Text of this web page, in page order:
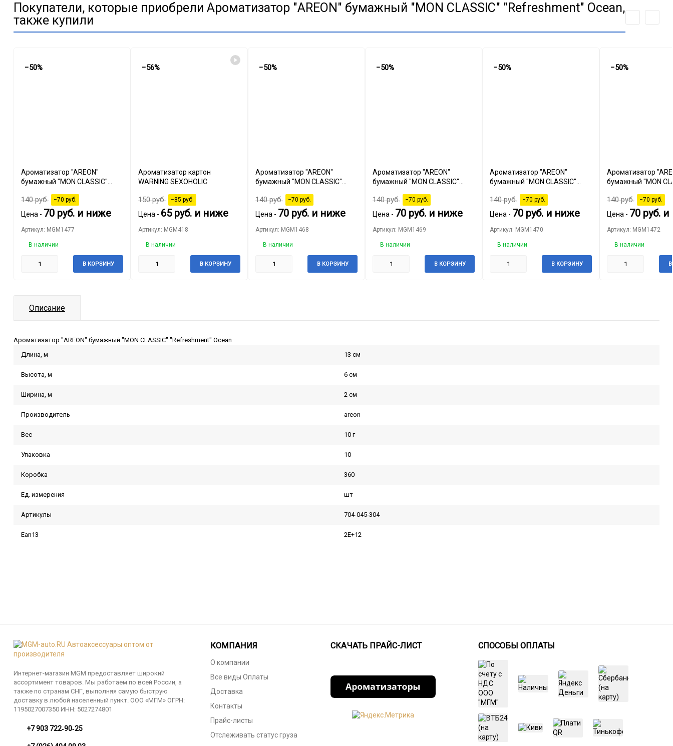
Покупатели, которые приобрели Ароматизатор "AREON" бумажный "MON CLASSIC" "Refreshment" Ocean,
также купили
−50%
Ароматизатор "AREON"
бумажный "MON CLASSIC"
140руб. −70 руб.
Цена - 70 руб. и ниже
Артикул: MGM1477
В наличии
В КОРЗИНУ
−56%
Ароматизатор картон
WARNING SEXOHOLIC
150руб. −85 руб.
Цена - 65 руб. и ниже
Артикул: MGM418
В наличии
В КОРЗИНУ
−50%
Ароматизатор "AREON"
бумажный "MON CLASSIC"
140руб. −70 руб.
Цена - 70 руб. и ниже
Артикул: MGM1468
В наличии
В КОРЗИНУ
−50%
Ароматизатор "AREON"
бумажный "MON CLASSIC"
140руб. −70 руб.
Цена - 70 руб. и ниже
Артикул: MGM1469
В наличии
В КОРЗИНУ
−50%
Ароматизатор "AREON"
бумажный "MON CLASSIC"
140руб. −70 руб.
Цена - 70 руб. и ниже
Артикул: MGM1470
В наличии
В КОРЗИНУ
−50%
Ароматизатор
бумажный "MON
140руб. −70 руб.
Цена - 70 руб. и
Артикул: MGM1472
В наличии
Описание
Ароматизатор "AREON" бумажный "MON CLASSIC" "Refreshment" Ocean
Длина, м
13 см
Высота, м 6 см
Ширина, м 2 см
Производитель areon
Вес 10 г
Упаковка 10
Коробка 360
Ед. измерения шт
Артикулы 704-045-304
Ean13 2E+12
Интернет-магазин MGM предоставляет широкий
ассортимент товаров. Мы работаем по всей России, а
также по странам СНГ, выполняя самую быструю
доставку в любой населенный пункт. ООО «МГМ» ОГРН:
1195027007350 ИНН: 5027274801
‪+7 903 722‑90‑25
КОМПАНИЯ
О компании
Все виды Оплаты
Доставка
Контакты
Прайс-листы
Отслеживать статус груза
СКАЧАТЬ ПРАЙС-ЛИСТ СПОСОБЫ ОПЛАТЫ